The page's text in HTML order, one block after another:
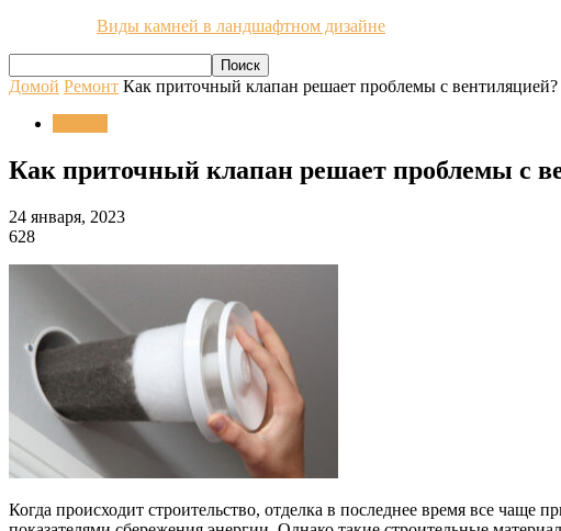
Виды камней в ландшафтном дизайне
Домой Ремонт Как приточный клапан решает проблемы с вентиляцией?
Как приточный клапан решает проблемы с
24 января, 2023
628
Когда происходит строительство, отделка в последнее время все